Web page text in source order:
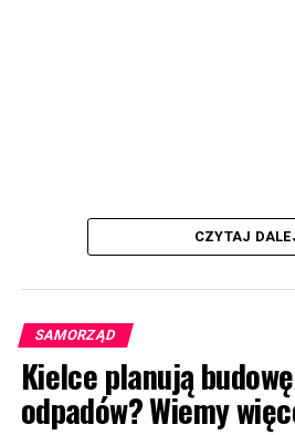
CZYTAJ
SAMORZĄD
Kielce planują
odpadów? Wiemy